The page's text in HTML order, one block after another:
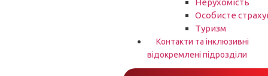
Нерухомість
Особисте
Туризм
Контакти та інклюзивні
відокремлені підрозділи